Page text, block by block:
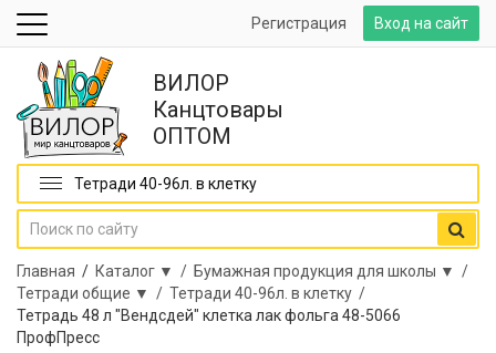
Вход на сайт
Регистрация
ВИЛОР
Канцтовары
ОПТОМ
Тетради 40-96л. в клетку
Главная / Каталог ▼ / Бумажная продукция для школы ▼ /
Тетради общие ▼ / Тетради 40-96л. в клетку /
Тетрадь 48 л "Вендсдей" клетка лак фольга 48-5066
ПрофПресс